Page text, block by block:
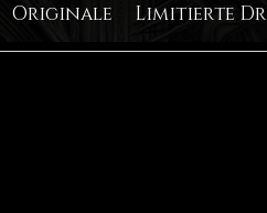
Originale Limitierte